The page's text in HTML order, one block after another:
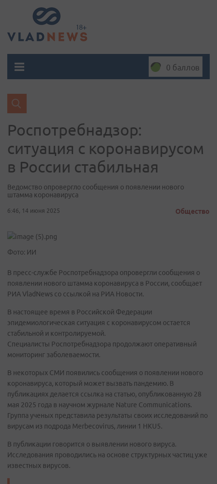
0 баллов
Роспотребнадзор:
ситуация с коронавирусом
в России стабильная
Ведомство опровергло сообщения о появлении нового
штамма коронавируса
6:46, 14 июня 2025 Общество
Фото: ИИ
В пресс-службе Роспотребнадзора опровергли сообщения о
появлении нового штамма коронавируса в России, сообщает
РИА VladNews cо ссылкой на РИА Новости.
В настоящее время в Российской Федерации
эпидемиологическая ситуация с коронавирусом остается
стабильной и контролируемой.
Специалисты Роспотребнадзора продолжают оперативный
мониторинг заболеваемости.
В некоторых СМИ появились сообщения о появлении нового
коронавируса, который может вызвать пандемию. В
публикациях делается ссылка на статью, опубликованную 28
мая 2025 года в научном журнале Nature Communications.
Группа ученых представила результаты своих исследований по
вирусам из подрода Merbecovirus, линии 1 HKU5.
В публикации говорится о выявлении нового вируса.
Исследования проводились на основе структурных частиц уже
известных вирусов.